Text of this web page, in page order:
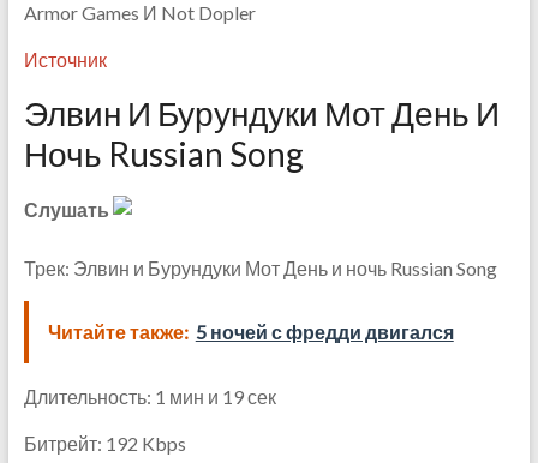
Armor Games И Not Dopler
Источник
Элвин И Бурундуки Мот День И
Ночь Russian Song
Слушать
Трек: Элвин и Бурундуки Мот День и ночь Russian Song
Читайте также: 5 ночей с фредди двигался
Длительность: 1 мин и 19 сек
Битрейт: 192 Kbps